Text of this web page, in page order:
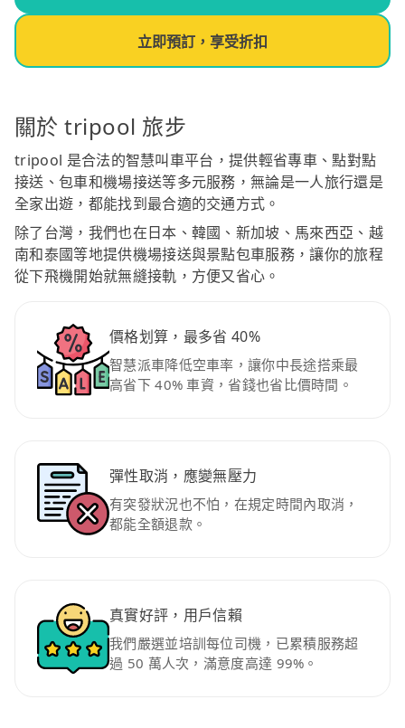
立即預訂，享受折扣
關於 tripool 旅步
tripool 是合法的智慧叫車平台，提供輕省專車、點對點
接送、包車和機場接送等多元服務，無論是一人旅行還是
全家出遊，都能找到最合適的交通方式。
除了台灣，我們也在日本、韓國、新加坡、馬來西亞、越
南和泰國等地提供機場接送與景點包車服務，讓你的旅程
從下飛機開始就無縫接軌，方便又省心。
價格划算，最多省 40%
智慧派車降低空車率，讓你中長途搭乘最
高省下 40% 車資，省錢也省比價時間。
彈性取消，應變無壓力
有突發狀況也不怕，在規定時間內取消，
都能全額退款。
真實好評，用戶信賴
我們嚴選並培訓每位司機，已累積服務超
過 50 萬人次，滿意度高達 99%。